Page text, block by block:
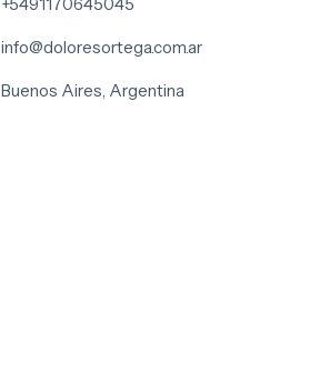
info@doloresortega.com.ar
Buenos Aires, Argentina